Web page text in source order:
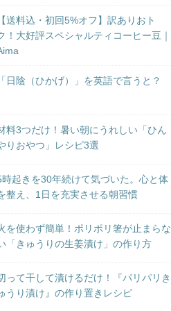
送料込・初回5%オフ】訳ありおト
！大好評スペシャルティコーヒー豆｜
日陰（ひかげ）」を英語で言うと？
料3つだけ！暑い朝にうれしい「ひん
りおやつ」レシピ3選
時起きを30年続けて気づいた。心と体
整え、1日を充実させる朝習慣
を使わず簡単！ポリポリ箸が止まらな
「きゅうりの生姜漬け」の作り方
って干して漬けるだけ！『パリパリき
うり漬け』の作り置きレシピ